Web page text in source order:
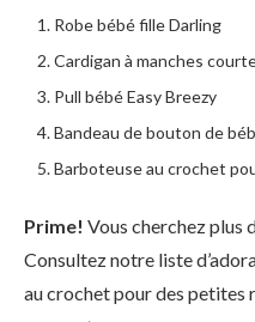
Robe bébé fille Darling
Cardigan à manches
Pull bébé Easy Breezy
Bandeau de bouton de
Barboteuse au crochet
Prime! Vous cherchez plus
Consultez notre liste
au crochet pour des petites